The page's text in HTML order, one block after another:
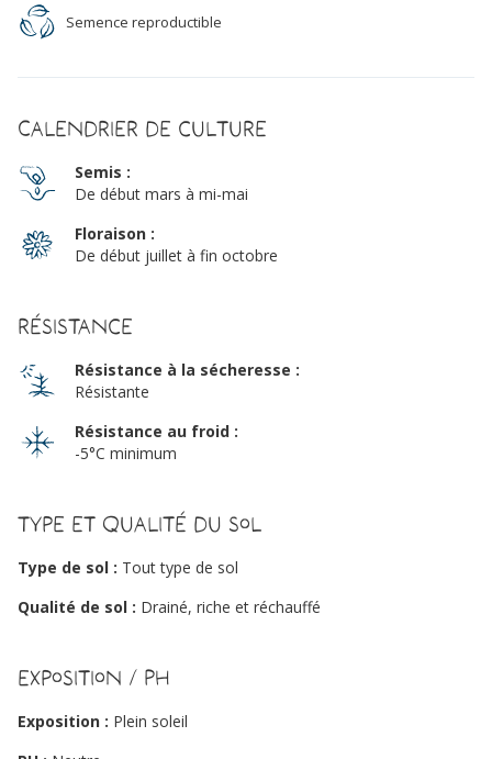
Semence reproductible
Calendrier de culture
Semis :
De début mars à mi-mai
Floraison :
De début juillet à fin octobre
Résistance
Résistance à la sécheresse :
Résistante
Résistance au froid :
-5°C minimum
Type et qualité du sol
Type de sol : Tout type de sol
Qualité de sol : Drainé, riche et réchauffé
Exposition / PH
Exposition : Plein soleil